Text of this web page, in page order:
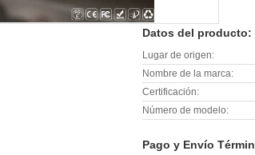
Datos del producto:
Lugar de origen:
Nombre de la marca:
Certificación:
Número de modelo:
Pago y Envío